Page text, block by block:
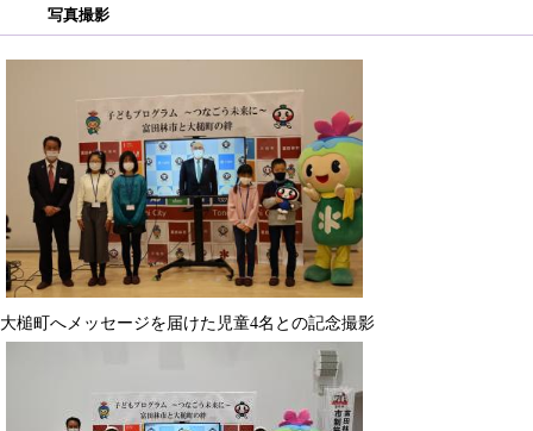
写真撮影
大槌町へメッセージを届けた児童4名との記念撮影